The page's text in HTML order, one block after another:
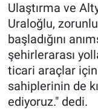
Ulaştırma ve
Uraloğlu,
başladığını
şehirlerarası
ticari araçlar
sahiplerinin de
ediyoruz." dedi.
Trend
Özel Haberler
Yazarlar
Ekonomi
Dünya
Medya
Son Dakika
Haber Arşivi